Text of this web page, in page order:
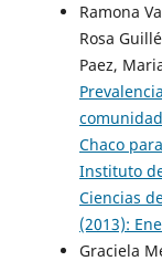
Ramona
Rosa
Paez,
Chaco
Instituto
Ciencias
(2013):
Graciela